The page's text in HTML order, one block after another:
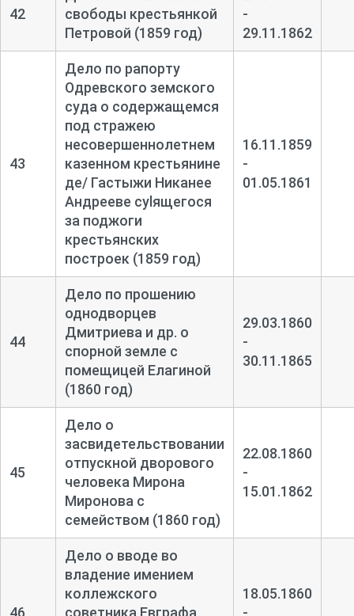
42
свободы крестьянкой
Петровой (1859 год)
-
29.11.1862
43
Дело по рапорту
Одревского земского
суда о содержащемся
под стражею
несовершеннолетнем
казенном крестьянине
де/ Гастыжи Никанее
Андрееве суlящегося
за поджоги
крестьянских
построек (1859 год)
16.11.1859
-
01.05.1861
44
Дело по прошению
однодворцев
Дмитриева и др. о
спорной земле с
помещицей Елагиной
(1860 год)
29.03.1860
-
30.11.1865
45
Дело о
засвидетельствовании
отпускной дворового
человека Мирона
Миронова с
семейством (1860 год)
22.08.1860
-
15.01.1862
46
Дело о вводе во
владение имением
коллежского
советника Евграфа
18.05.1860
-